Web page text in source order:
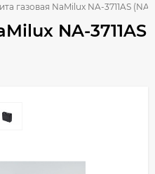
газовая NaMilux NA-3711AS (NA-
NA-3711AS